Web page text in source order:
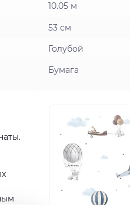
10.05 м
53 см
Голубой
Бумага